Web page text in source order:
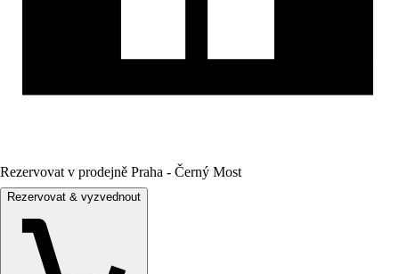
Rezervovat v prodejně Praha - Černý Most
Rezervovat & vyzvednout